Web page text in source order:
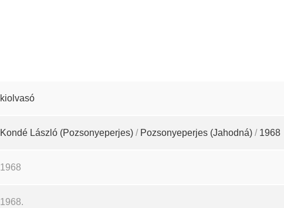
kiolvasó
Kondé László (Pozsonyeperjes) / Pozsonyeperjes (Jahodná) / 1968
1968
1968.